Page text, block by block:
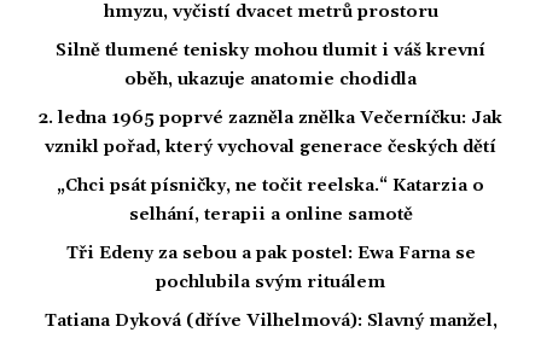
hmyzu, vyčistí dvacet metrů prostoru
Silně tlumené tenisky mohou tlumit i váš krevní
oběh, ukazuje anatomie chodidla
2. ledna 1965 poprvé zazněla znělka Večerníčku: Jak
vznikl pořad, který vychoval generace českých dětí
„Chci psát písničky, ne točit reelska.“ Katarzia o
selhání, terapii a online samotě
Tři Edeny za sebou a pak postel: Ewa Farna se
pochlubila svým rituálem
Tatiana Dyková (dříve Vilhelmová): Slavný manžel,